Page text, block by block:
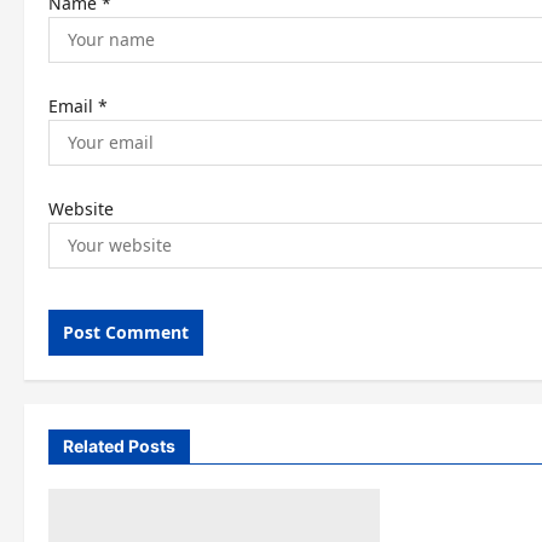
Email *
Website
Related Posts